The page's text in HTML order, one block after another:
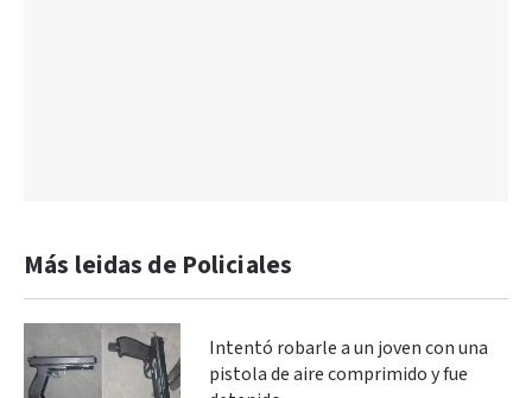
Más leidas de Policiales
Intentó robarle a un joven con una
pistola de aire comprimido y fue